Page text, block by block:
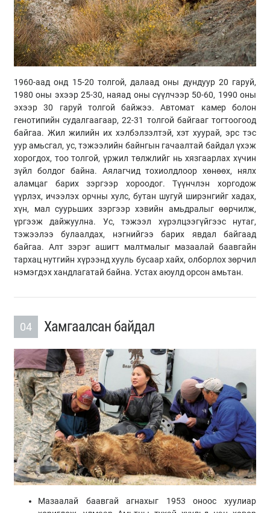
1960-аад онд 15-20 толгой, далаад оны дундуур 20 гаруй,
1980 оны эхээр 25-30, наяад оны сүүлчээр 50-60, 1990 оны
эхээр 30 гаруй толгой байжээ. Автомат камер болон
генотипийн судалгаагаар, 22-31 толгой байгааг тогтоогоод
байгаа. Жил жилийн их хэлбэлзэлтэй, хэт хуурай, эрс тэс
уур амьсгал, ус, тэжээлийн байнгын гачаалтай байдал үхэж
хорогдох, тоо толгой, үржил төлжлийг нь хязгаарлах хүчин
зүйл болдог байна. Аялагчид тохиолдлоор хөнөөх, нялх
аламцаг барих зэргээр хороодог. Түүнчлэн хоргодож
үүрлэх, ичээлэх орчны хулс, бутан шугуй ширэнгийг хадах,
хүн, мал суурьших зэргээр хэвийн амьдралыг өөрчилж,
үргээж дайжуулна. Ус, тэжээл хүрэлцээгүйгээс нутаг,
тэжээлээ булаалдах, нэгнийгээ барих явдал байгаад
байгаа. Алт зэрэг ашигт малтмалыг мазаалай баавгайн
тархац нутгийн хүрээнд хууль бусаар хайх, олборлох зөрчил
нэмэгдэх хандлагатай байна. Устах аюулд орсон амьтан.
04 Хамгаалсан байдал
Мазаалай баавгай агнахыг 1953 оноос хуулиар